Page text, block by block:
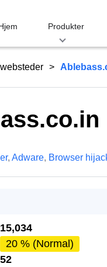
Produkter
, Adware, Browser
15,034
20 % (Normal)
52